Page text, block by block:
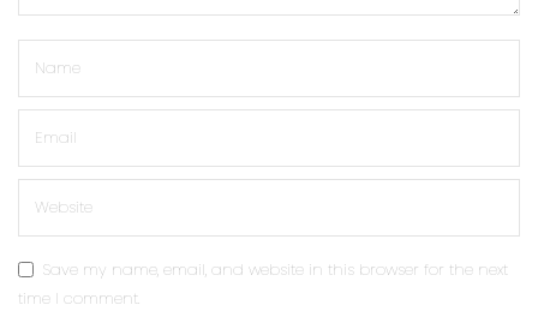
Save my name, email, and website in this browser for the next
time I comment.